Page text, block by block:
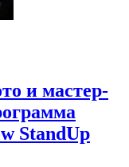
и мастер-
StandUp